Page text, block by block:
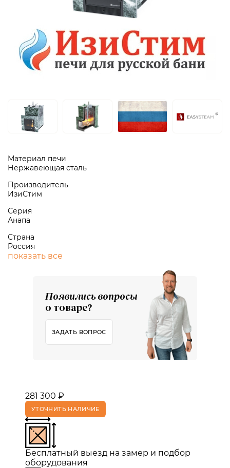
Материал печи
Нержавеющая сталь
Производитель
ИзиСтим
Серия
Анапа
Страна
Россия
показать все
Появились вопросы
о товаре?
ЗАДАТЬ ВОПРОС
281 300 ₽
УТОЧНИТЬ НАЛИЧИЕ
Бесплатный выезд на замер и подбор
оборудования